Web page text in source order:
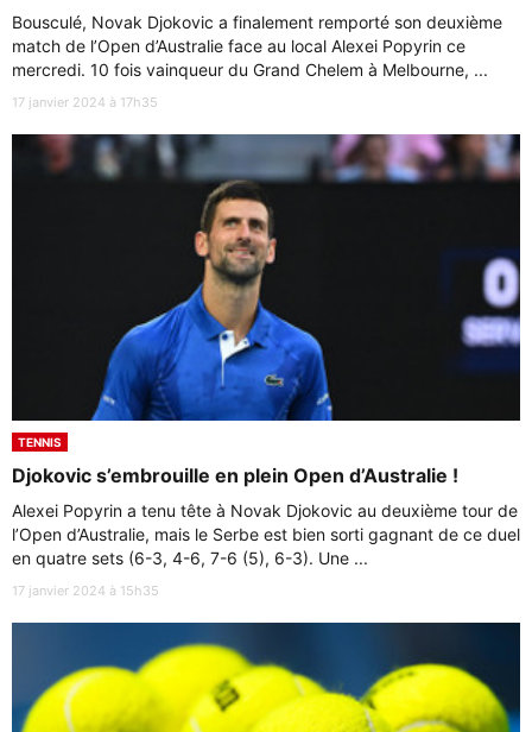
Bousculé, Novak Djokovic a finalement remporté son deuxième
match de l’Open d’Australie face au local Alexei Popyrin ce
mercredi. 10 fois vainqueur du Grand Chelem à Melbourne, ...
17 janvier 2024 à 17h35
TENNIS
Djokovic s’embrouille en plein Open d’Australie !
Alexei Popyrin a tenu tête à Novak Djokovic au deuxième tour de
l’Open d’Australie, mais le Serbe est bien sorti gagnant de ce duel
en quatre sets (6-3, 4-6, 7-6 (5), 6-3). Une ...
17 janvier 2024 à 15h35